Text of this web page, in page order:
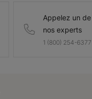
Appelez un de
nos experts
1 (800) 254-6377